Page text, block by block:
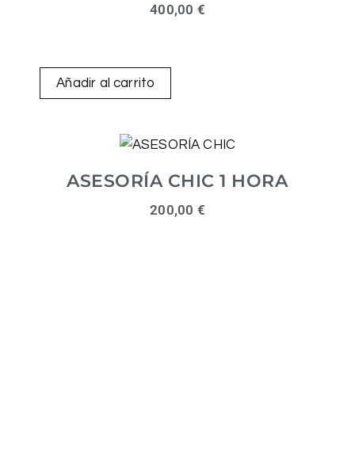
400,00 €
Añadir al carrito
ASESORÍA CHIC 1 HORA
200,00 €